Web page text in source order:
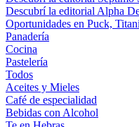
Descubrí la editorial Alpha
Oportunidades en Puck,
Panadería
Cocina
Pastelería
Todos
Aceites y Mieles
Café de especialidad
Bebidas con Alcohol